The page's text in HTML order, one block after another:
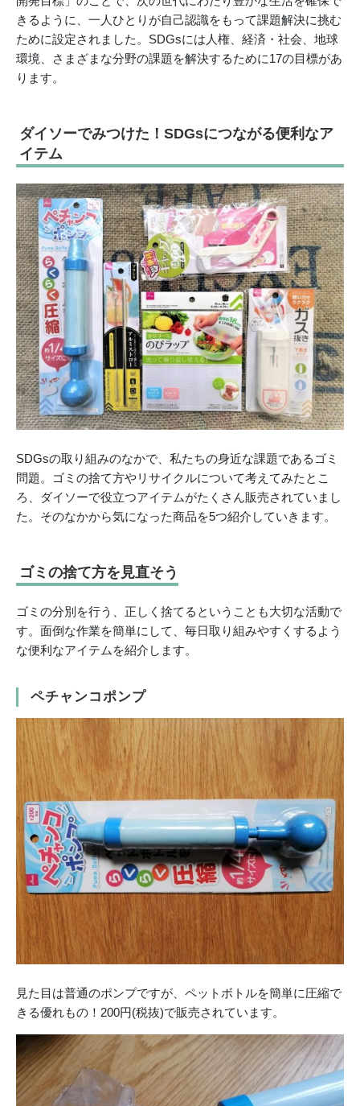
きるように、一人ひとりが自己認識をもって課題解決に挑む
ために設定されました。SDGsには人権、経済・社会、地球
環境、さまざまな分野の課題を解決するために17の目標があ
ります。
ダイソーでみつけた！SDGsにつながる便利なア
イテム
SDGsの取り組みのなかで、私たちの身近な課題であるゴミ
問題。ゴミの捨て方やリサイクルについて考えてみたとこ
ろ、ダイソーで役立つアイテムがたくさん販売されていまし
た。そのなかから気になった商品を5つ紹介していきます。
ゴミの捨て方を見直そう
ゴミの分別を行う、正しく捨てるということも大切な活動で
す。面倒な作業を簡単にして、毎日取り組みやすくするよう
な便利なアイテムを紹介します。
ペチャンコポンプ
見た目は普通のポンプですが、ペットボトルを簡単に圧縮で
きる優れもの！200円(税抜)で販売されています。